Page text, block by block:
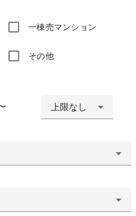
一棟売マンション
その他
上限なし